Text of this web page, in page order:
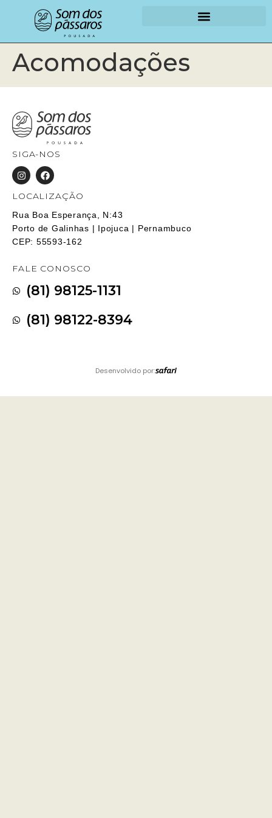
Acomodações
SIGA-NOS
LOCALIZAÇÃO
Rua Boa Esperança, N:43
Porto de Galinhas | Ipojuca | Pernambuco
CEP: 55593-162
FALE CONOSCO
(81) 98125-1131
(81) 98122-8394
Desenvolvido por: